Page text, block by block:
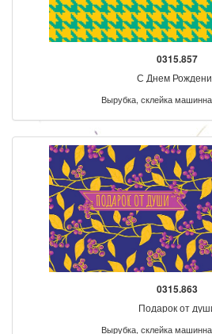
0315.857
С Днем
Вырубка, склейка
0315.863
Подарок от
Вырубка, склейка